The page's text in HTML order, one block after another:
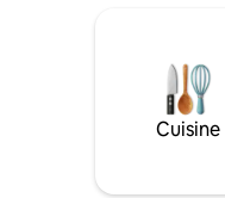
Cuisine